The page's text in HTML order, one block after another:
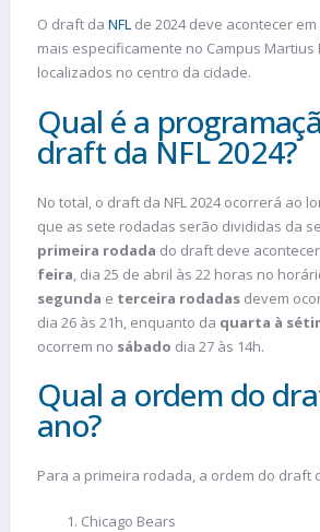
O draft da NFL de 2024 deve acontecer
mais especificamente no Campus Martius
localizados no centro da cidade.
Qual é a
draft da NFL 2024?
No total, o draft da NFL 2024 ocorrerá ao
que as sete rodadas serão divididas da
primeira rodada do draft deve
feira, dia 25 de abril às 22 horas no
segunda e terceira rodadas devem
dia 26 às 21h, enquanto da quarta à
ocorrem no sábado dia 27 às 14h.
Qual a ordem do
ano?
Para a primeira rodada, a ordem do draft
Chicago Bears